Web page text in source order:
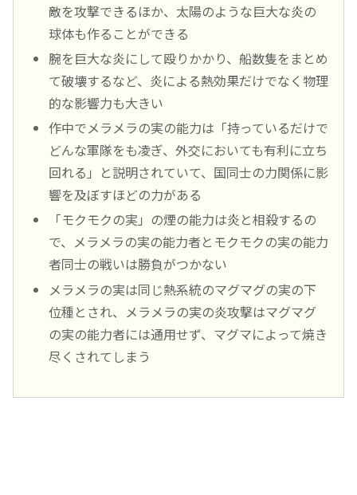
敵を攻撃できるほか、太陽のような巨大な炎の
球体も作ることができる
腕を巨大な炎にして殴りかかり、船数隻をまとめ
て破壊するなど、炎による熱効果だけでなく物理
的な影響力も大きい
作中でメラメラの実の能力は「持っているだけで
どんな軍隊をも凌ぎ、外交においても有利に立ち
回れる」と説明されていて、国同士の力関係に影
響を及ぼすほどの力がある
「モクモクの実」の煙の能力は炎と相殺するの
で、メラメラの実の能力者とモクモクの実の能力
者同士の戦いは勝負がつかない
メラメラの実は同じ熱系統のマグマグの実の下
位種とされ、メラメラの実の炎攻撃はマグマグ
の実の能力者には通用せず、マグマによって焼き
尽くされてしまう